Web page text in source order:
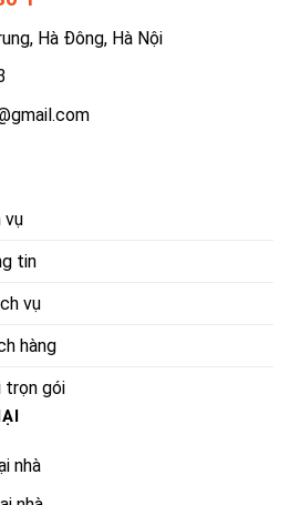
Hà Đông, Hà Nội
vụ
tin
vụ
hàng
trọn gói
nhà